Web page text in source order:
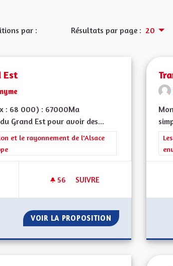
par :
Résultats par page : 20
Est
: 68 000) : 67000Ma
Grand Est pour avoir des...
la catégorie : La Culture, l'Education et le
et le rayonnement de l'Alsace
56 56 ABONNÉS
SUIVRE
VOIR LA PROPOSITION SORTIR DU